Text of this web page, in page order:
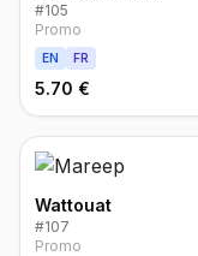
#105
Promo
EN FR
5.70 €
Wattouat
#107
Promo